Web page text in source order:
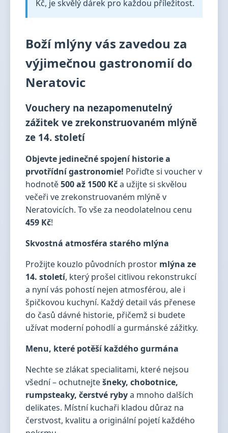
Kč, je skvělý dárek pro každou příležitost.
Boží mlýny vás zavedou za
výjimečnou gastronomií do
Neratovic
Vouchery na nezapomenutelný
zážitek ve zrekonstruovaném mlýně
ze 14. století
Objevte jedinečné spojení historie a
prvotřídní gastronomie! Pořiďte si voucher v
hodnotě500 až 1500 Kča užijte si skvělou
večeři ve zrekonstruovaném mlýně v
Neratovicích. To vše za neodolatelnou cenu
459 Kč!
Skvostná atmosféra starého mlýna
Prožijte kouzlo původních prostor mlýna ze
14. století, který prošel citlivou rekonstrukcí
a nyní vás pohostí nejen atmosférou, ale i
špičkovou kuchyní. Každý detail vás přenese
do časů dávné historie, přičemž si budete
užívat moderní pohodlí a gurmánské zážitky.
Menu, které potěší každého gurmána
Nechte se zlákat specialitami, které nejsou
všední – ochutnejtešneky, chobotnice,
rumpsteaky, čerstvé rybya mnoho dalších
delikates. Místní kuchaři kladou důraz na
čerstvost, kvalitu a originální pojetí každého